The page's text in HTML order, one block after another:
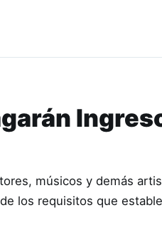
músicos y demás
los requisitos que